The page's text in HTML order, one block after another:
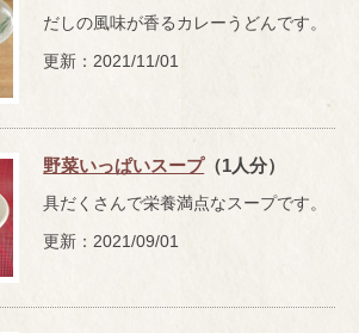
だしの風味が香るカレーうどんです。
更新：2021/11/01
野菜いっぱいスープ（1人分）
具だくさんで栄養満点なスープです。
更新：2021/09/01